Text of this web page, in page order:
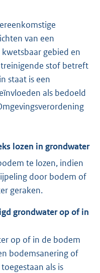
van een
gebied en
stof betreft
staat is een
als bedoeld
lozen in grondwater
te lozen, indien
door bodem of
geraken.
grondwater op of in
op of in de bodem
bodemsanering of
als is